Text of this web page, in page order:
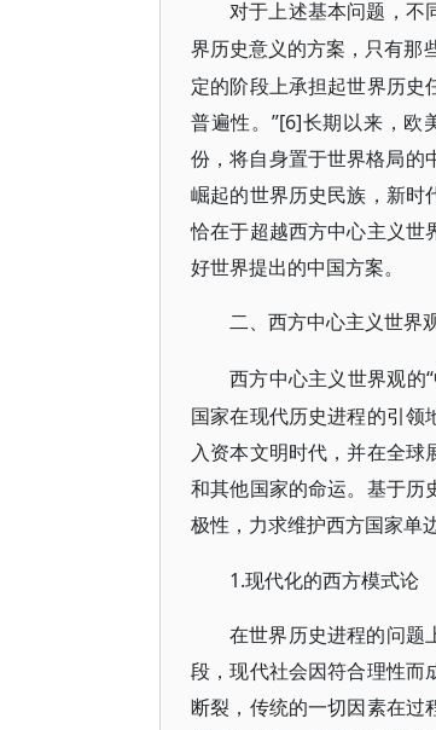
对于上述基本问题，不
界历史意义的方案，只有那
定的阶段上承担起世界历史
普遍性。”[6]长期以来，欧
份，将自身置于世界格局的
崛起的世界历史民族，新时
恰在于超越西方中心主义世
好世界提出的中国方案。
二、西方中心主义世界
西方中心主义世界观的
国家在现代历史进程的引
入资本文明时代，并在全
和其他国家的命运。基于历
极性，力求维护西方国家单
1.现代化的西方模式论
在世界历史进程的问题
段，现代社会因符合理性而
断裂，传统的一切因素在过